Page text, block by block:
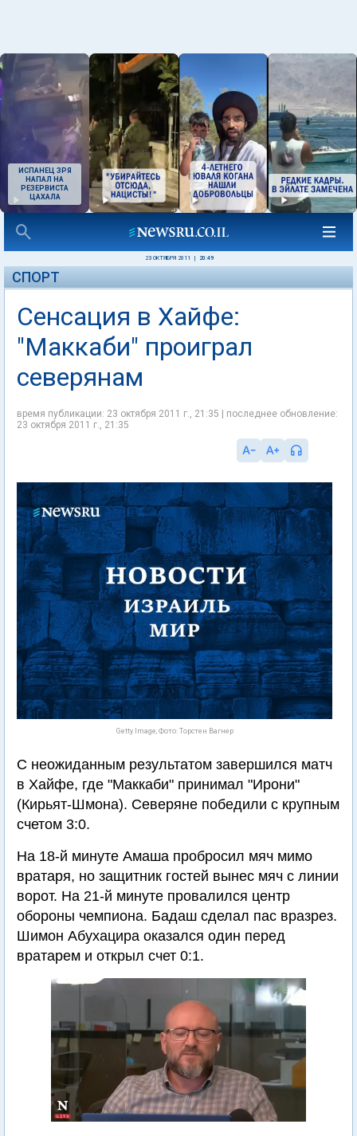
ИСПАНЕЦ ЗРЯ
НАПАЛ НА
РЕЗЕРВИСТА
ЦАХАЛА
23 ОКТЯБРЯ 2011 20:49
СПОРТ
Сенсация в Хайфе:
"Маккаби" проиграл
северянам
время публикации: 23 октября 2011 г., 21:35 | последнее обновление:
23 октября 2011 г., 21:35
Getty Image, Фото: Торстен Вагнер
С неожиданным результатом завершился матч
в Хайфе, где "Маккаби" принимал "Ирони"
(Кирьят-Шмона). Северяне победили с крупным
счетом 3:0.
На 18-й минуте Амаша пробросил мяч мимо
вратаря, но защитник гостей вынес мяч с линии
ворот. На 21-й минуте провалился центр
обороны чемпиона. Бадаш сделал пас вразрез.
Шимон Абухацира оказался один перед
вратарем и открыл счет 0:1.